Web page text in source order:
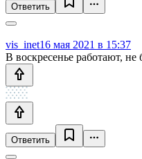
Ответить
vis_inet16 мая 2021 в 15:37
В воскресенье работают, не
Ответить